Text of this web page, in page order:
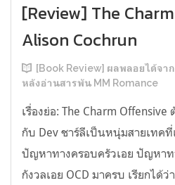
[Review] The
Alison Cochrun
[Book Review] ผลพลอยได้จา
หลังอ่านสารพัน MM Romance
เรื่องย่อ: The Charm Offensive
กับ Dev ชาร์ลีเป็นหนุ่มสายเทคที่
ปัญหาทางครอบครัวเอย ปัญหาท
กังวลเอย OCD มาครบ เรียกได้